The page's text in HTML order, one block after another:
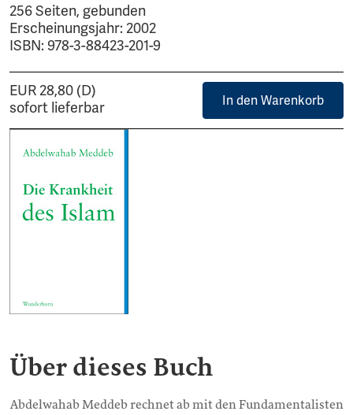
256 Seiten, gebunden
Erscheinungsjahr: 2002
ISBN: 978-3-88423-201-9
EUR 28,80 (D)
sofort lieferbar
In den Warenkorb
Über dieses Buch
Abdelwahab Meddeb rechnet ab mit den Fundamentalisten